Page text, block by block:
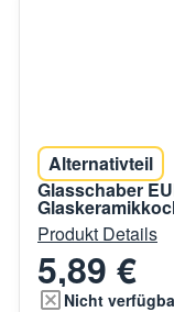
Alternativteil
Glasschaber
Produkt Details
5,89 €
Nicht